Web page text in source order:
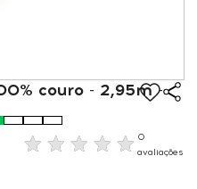
couro - 2,95m -
0
avaliações